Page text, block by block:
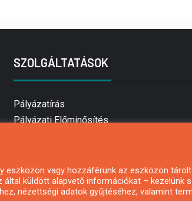
SZOLGÁLTATÁSOK
Pályázatírás
Pályázati Előminősítés
Mezőgazdasági pályázatírás
Pályázatírás magánszemélyeknek
eszközön vagy hozzáférünk az eszközön
küldött alapvető információkat – kezelünk
nézettségi adatok gyűjtéséhez, valamint